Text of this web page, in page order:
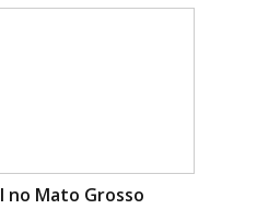
no Mato Grosso